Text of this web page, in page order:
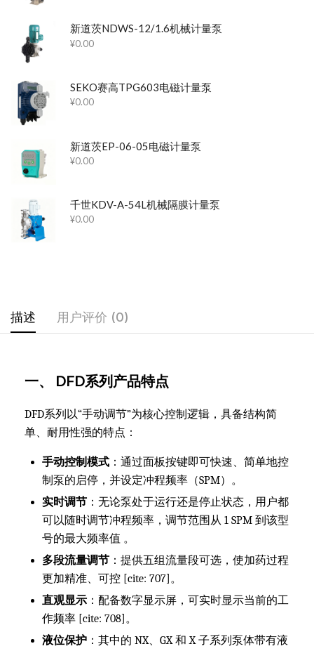
新道茨NDWS-12/1.6机械计量泵
¥0.00
SEKO赛高TPG603电磁计量泵
¥0.00
新道茨EP-06-05电磁计量泵
¥0.00
千世KDV-A-54L机械隔膜计量泵
¥0.00
描述 用户评价 (0)
一、 DFD系列产品特点
DFD系列以“手动调节”为核心控制逻辑，具备结构简
单、耐用性强的特点：
手动控制模式 ：通过面板按键即可快速、简单地控
制泵的启停，并设定冲程频率（SPM）。
实时调节 ：无论泵处于运行还是停止状态，用户都
可以随时调节冲程频率，调节范围从 1 SPM 到该型
号的最大频率值 。
多段流量调节 ：提供五组流量段可选，使加药过程
更加精准、可控 [cite: 707]。
直观显示 ：配备数字显示屏，可实时显示当前的工
作频率 [cite: 708]。
液位保护 ：其中的 NX、GX 和 X 子系列泵体带有液